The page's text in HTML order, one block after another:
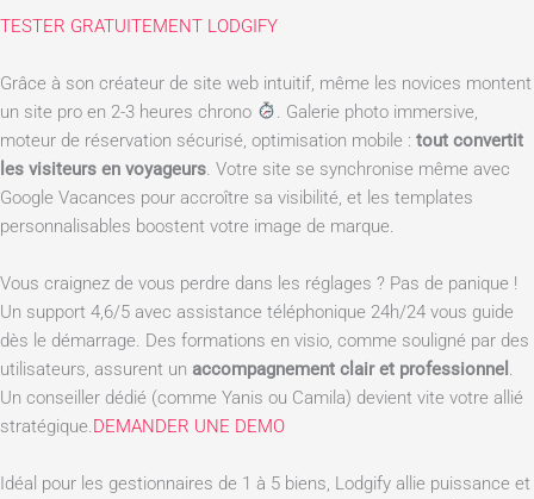
TESTER GRATUITEMENT LODGIFY
Grâce à son créateur de site web intuitif, même les novices montent
un site pro en 2-3 heures chrono
. Galerie photo immersive,
moteur de réservation sécurisé, optimisation mobile : tout convertit
les visiteurs en voyageurs . Votre site se synchronise même avec
Google Vacances pour accroître sa visibilité, et les templates
personnalisables boostent votre image de marque.
Vous craignez de vous perdre dans les réglages ? Pas de panique !
Un support 4,6/5 avec assistance téléphonique 24h/24 vous guide
dès le démarrage. Des formations en visio, comme souligné par des
utilisateurs, assurent un accompagnement clair et professionnel
Un conseiller dédié (comme Yanis ou Camila) devient vite votre allié
stratégique. DEMANDER UNE DEMO
Idéal pour les gestionnaires de 1 à 5 biens, Lodgify allie puissance et